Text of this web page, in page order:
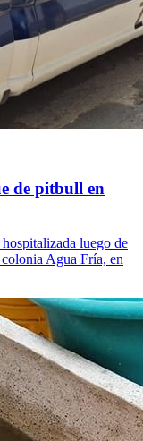
de pitbull en
luego de
Agua Fría, en